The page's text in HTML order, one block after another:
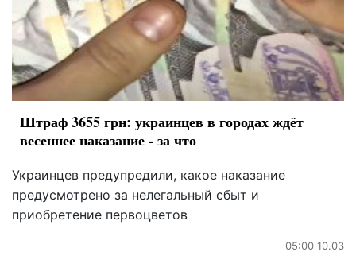
Штраф 3655 грн: украинцев в городах ждёт
весеннее наказание - за что
Украинцев предупредили, какое наказание
предусмотрено за нелегальный сбыт и
приобретение первоцветов
05:00 10.03